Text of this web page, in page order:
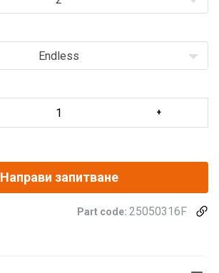
Endless
Направи запитване
Part code: 25050316F